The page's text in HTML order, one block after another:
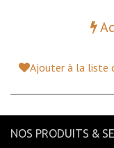
Ajouter à la liste
NOS PRODUITS &